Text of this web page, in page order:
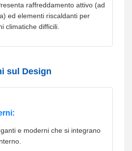
raffreddamento attivo (ad
ed elementi riscaldanti per
climatiche difficili.
sul Design
e moderni che si integrano